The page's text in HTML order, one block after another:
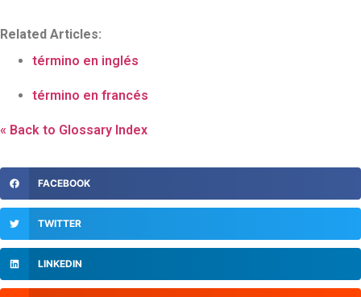
Related Articles:
término en inglés
término en francés
« Back to Glossary Index
FACEBOOK
TWITTER
LINKEDIN